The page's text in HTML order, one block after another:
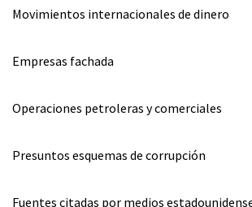
Movimientos internacionales de dinero
Empresas fachada
Operaciones petroleras y comerciales
Presuntos esquemas de corrupción
Fuentes citadas por medios